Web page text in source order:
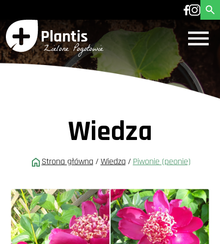
Wiedza
Strona główna / Wiedza / Piwonie (peonie)